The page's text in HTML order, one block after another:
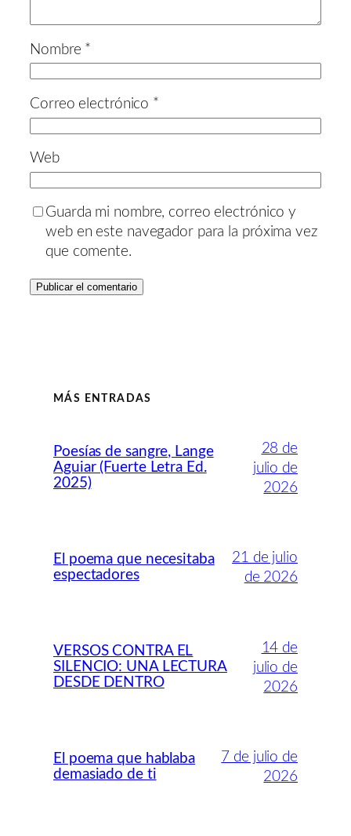
Nombre *
Correo electrónico *
Web
Guarda mi nombre, correo electrónico y
web en este navegador para la próxima vez
que comente.
MÁS ENTRADAS
Poesías de sangre, Lange
Aguiar (Fuerte Letra Ed.
2025)
28 de
julio de
2026
El poema que necesitaba
espectadores
21 de julio
de 2026
VERSOS CONTRA EL
SILENCIO: UNA LECTURA
DESDE DENTRO
14 de
julio de
2026
El poema que hablaba
demasiado de ti
7 de julio de
2026